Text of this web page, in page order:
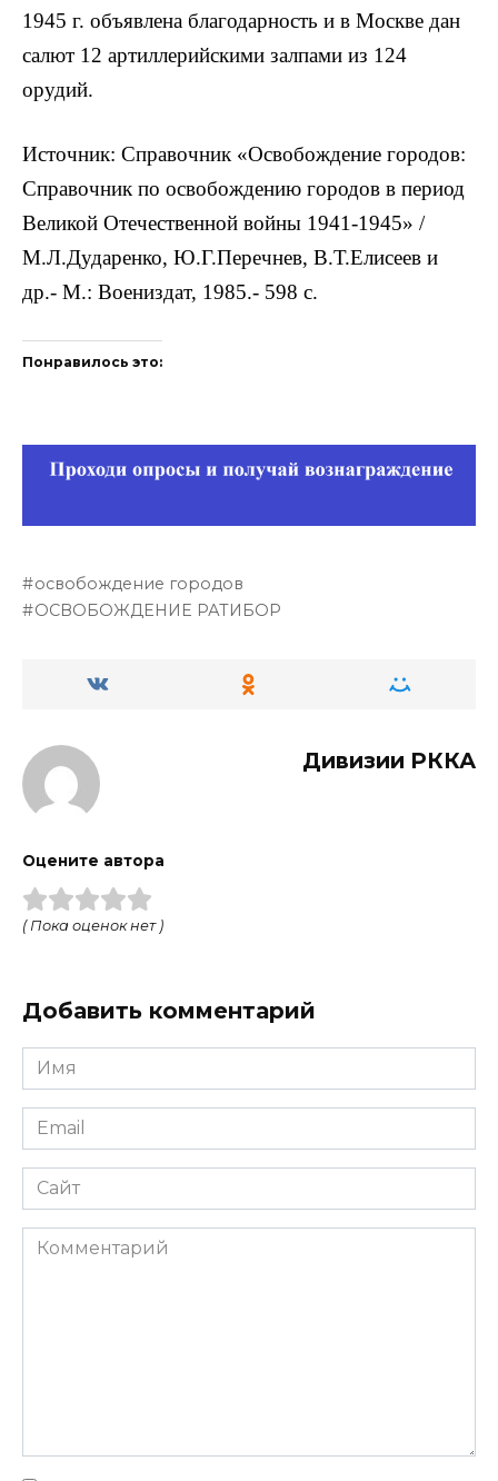
1945 г. объявлена благодарность и в Москве дан
салют 12 артиллерийскими залпами из 124
орудий.
Источник: Справочник «Освобождение городов:
Справочник по освобождению городов в период
Великой Отечественной войны 1941-1945» /
М.Л.Дударенко, Ю.Г.Перечнев, В.Т.Елисеев и
др.- М.: Воениздат, 1985.- 598 с.
Понравилось это:
освобождение городов
ОСВОБОЖДЕНИЕ РАТИБОР
Дивизии РККА
Оцените автора
( Пока оценок нет )
Добавить комментарий
Имя
Email
Сайт
Комментарий